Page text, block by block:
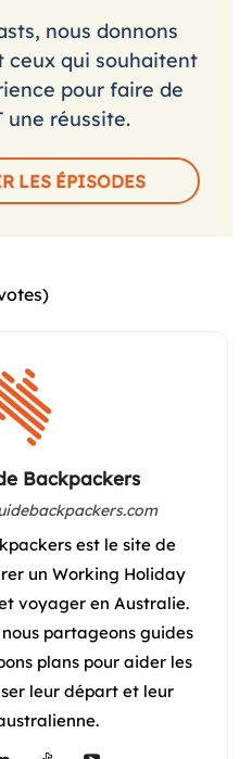
nous donnons
ceux qui souhaitent
pour faire de
une réussite.
LES ÉPISODES
Backpackers
est le site de
un Working Holiday
voyager en Australie.
partageons guides
plans pour aider les
leur départ et leur